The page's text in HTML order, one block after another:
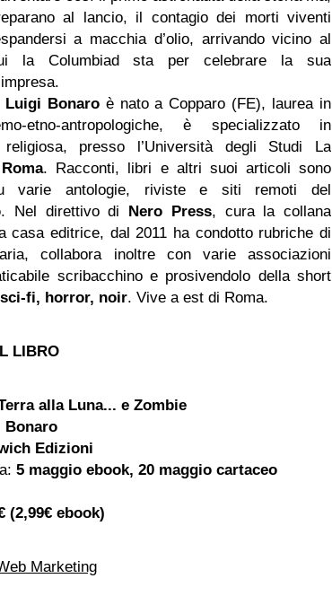
al lancio, il contagio dei morti viventi
a macchia d’olio, arrivando vicino al
la Columbiad sta per celebrare la sua
Luigi Bonaroè nato a Copparo (FE), laurea in
etno-antropologiche, è specializzato in
religiosa, presso l’Università degli Studi La
Roma. Racconti, libri e altri suoi articoli sono
varie antologie, rivi­ste e siti remoti del
. Nel direttivo di Nero Press, cura la collana
casa editrice, dal 2011 ha condot­to rubriche di
collabora inoltre con varie asso­ciazioni
scribac­chino e prosivendolo della short
sci-fi, horror, noir. Vive a est di Roma.
LIBRO
alla Luna... e Zombie
Bonaro
Edizioni
5 maggio ebook, 20 maggio cartaceo
(2,99€ ebook)
Marketing